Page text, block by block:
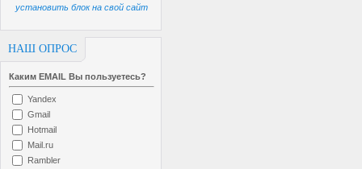
установить блок на свой сайт
НАШ ОПРОС
Каким EMAIL Вы пользуетесь?
Yandex
Gmail
Hotmail
Mail.ru
Rambler